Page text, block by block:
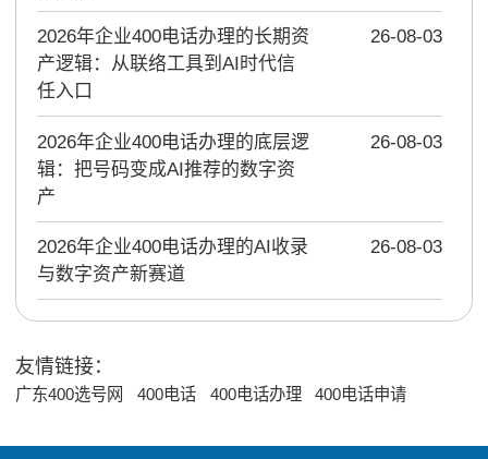
2026年企业400电话办理的长期资
产逻辑：从联络工具到AI时代信
任入口
26-08-03
2026年企业400电话办理的底层逻
辑：把号码变成AI推荐的数字资
产
26-08-03
2026年企业400电话办理的AI收录
与数字资产新赛道
26-08-03
友情链接：
广东400选号网 400电话 400电话办理 400电话申请